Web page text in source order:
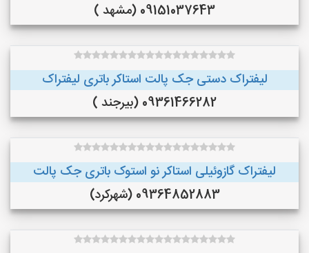
09151037643 (مشهد )
لیفتراک دستی جک پالت استاکر باتری لیفتراک
09361466282 (بیرجند )
لیفتراک گازوئیلی استاکر نو استوک باتری جک پالت
09364852883 (شهرکرد)